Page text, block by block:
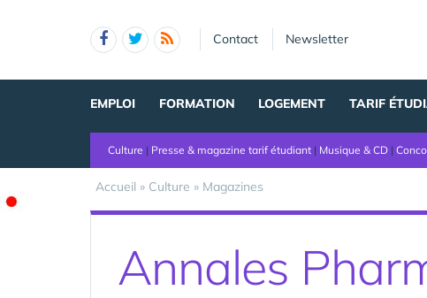
Contact Newsletter
EMPLOI FORMATION LOGEMENT TARIF
Culture | Presse & magazine tarif étudiant | Musique & CD |
Accueil » Culture » Magazines
Annales